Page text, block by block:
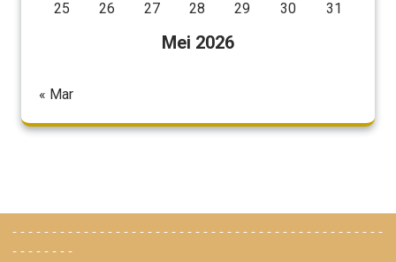
Mei 2026
25
26 27 28 29 30 31
« Mar
-----------------------------------------------
--------